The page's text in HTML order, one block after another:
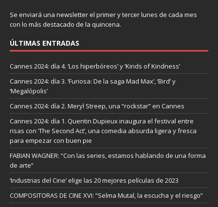
Se enviará una newsletter el primer y tercer lunes de cada mes
con lo más destacado de la quincena.
ÚLTIMAS ENTRADAS
Cannes 2024: día 4. ‘Los hiperbóreos’ y ‘Kinds of Kindness’
Cannes 2024: día 3. ‘Furiosa: De la saga Mad Max’, ‘Bird’ y
‘Megalópolis’
Cannes 2024: día 2. Meryl Streep, una “rockstar” en Cannes
Cannes 2024: día 1. Quentin Dupieux inaugura el festival entre
risas con ‘The Second Act’, una comedia absurda ligera y fresca
para empezar con buen pie
FABIAN WAGNER: “Con las series, estamos hablando de una forma
de arte”
‘Industrias del Cine’ elige las 20 mejores películas de 2023
COMPOSITORAS DE CINE XVI: “Selma Mutal, la escucha y el riesgo”